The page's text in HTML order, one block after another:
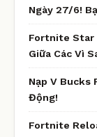
Ngày 27/6!
Fortnite Star
Giữa Các Vì
Nạp V Bucks
Động!
Fortnite